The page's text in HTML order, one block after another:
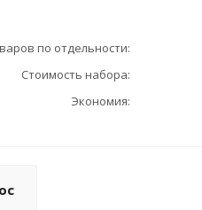
по отдельности:
Стоимость набора:
Экономия: